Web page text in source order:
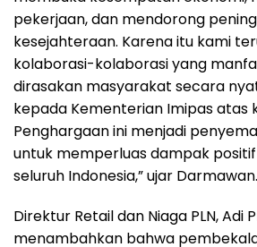
pekerjaan, dan mendorong
kesejahteraan. Karena itu kami
kolaborasi-kolaborasi yang
dirasakan masyarakat secara
kepada Kementerian Imipas atas
Penghargaan ini menjadi
untuk memperluas dampak
seluruh Indonesia,” ujar Darmawan.
Direktur Retail dan Niaga PLN, Adi
menambahkan bahwa